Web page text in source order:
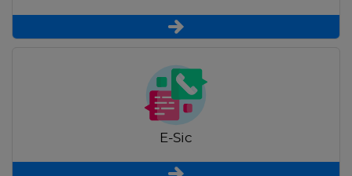
E-Sic